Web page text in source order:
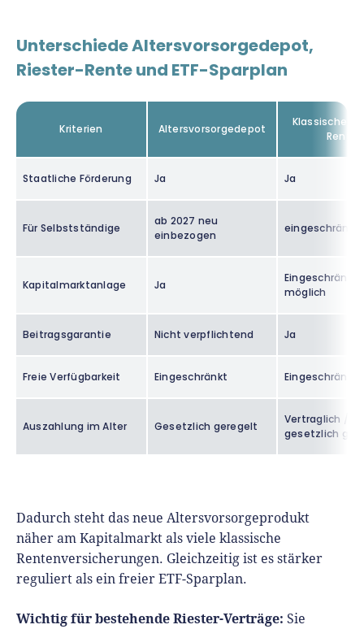
Unterschiede Altersvorsorgedepot,
Riester-Rente und ETF-Sparplan
Kriterien Altersvorsorgedepot
Klassische
Rente
Staatliche Förderung Ja Ja
Für Selbstständige
ab 2027 neu
einbezogen
eingeschränkt
Kapitalmarktanlage Ja
Eingeschränkt
möglich
Beitragsgarantie Nicht verpflichtend Ja
Freie Verfügbarkeit Eingeschränkt Eingeschränkt
Auszahlung im Alter Gesetzlich geregelt
Vertraglich /
gesetzlich
Dadurch steht das neue Altersvorsorgeprodukt
näher am Kapitalmarkt als viele klassische
Rentenversicherungen. Gleichzeitig ist es stärker
reguliert als ein freier ETF-Sparplan.
Wichtig für bestehende Riester-Verträge: Sie